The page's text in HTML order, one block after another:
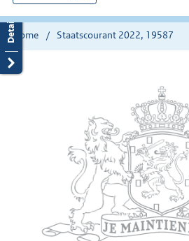
hier:
Home Staatscourant 2022, 19587